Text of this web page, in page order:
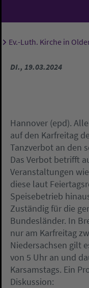
Sie sind hier:
Ev.-Luth. Kirche in
DI., 19.03.2024
Hannover (epd).
auf den Karfreitag
Tanzverbot an den
Das Verbot betrifft
Veranstaltungen
diese laut
Speisebetrieb
Zuständig für die
Bundesländer. In
nur am Karfreitag
Niedersachsen gilt
von 5 Uhr an und
Karsamstags. Ein
Diskussion: